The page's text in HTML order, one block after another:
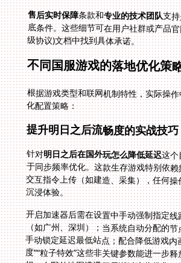
售后实时保障条款和专业的技术团队支
底条件。这
级协议)文档中找到具体承诺。
不同国服游戏的落地优化策
根据游戏类型和联网机制特性，实际操
化配置策略：
提升明日之后流畅度的实战技巧
针对明日之后在国外玩怎么降低延迟这个
于同步频率
交互指令上
沉浸体验。
开启加速器后需在设置中手动强制指定
（如广州、深圳）；当系统自动分配的节
手动锁定延迟最低站点；配合降低游戏内
度”“粒子特效”这些非关键参数能进一步